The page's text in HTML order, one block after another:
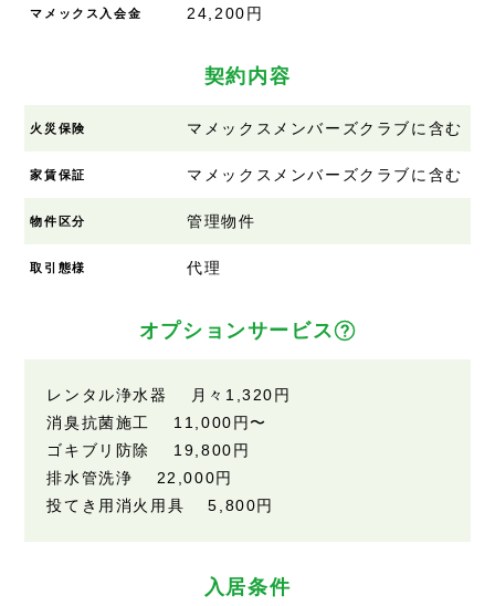
マメックス入会金 24,200円
契約内容
火災保険 マメックスメンバーズクラブに含む
家賃保証 マメックスメンバーズクラブに含む
物件区分 管理物件
取引態様 代理
オプションサービス
レンタル浄水器 月々 1,320円
消臭抗菌施工 11,000円 〜
ゴキブリ防除 19,800円
排水管洗浄 22,000円
投てき用消火用具5,800円
入居条件